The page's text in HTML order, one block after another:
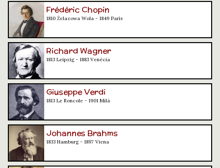
Frédéric Chopin
1810 Żelazowa Wola - 1849 París
Richard Wagner
1813 Leipzig - 1883 Venècia
Giuseppe Verdi
1813 Le Roncole - 1901 Milà
Johannes Brahms
1833 Hamburg - 1897 Viena